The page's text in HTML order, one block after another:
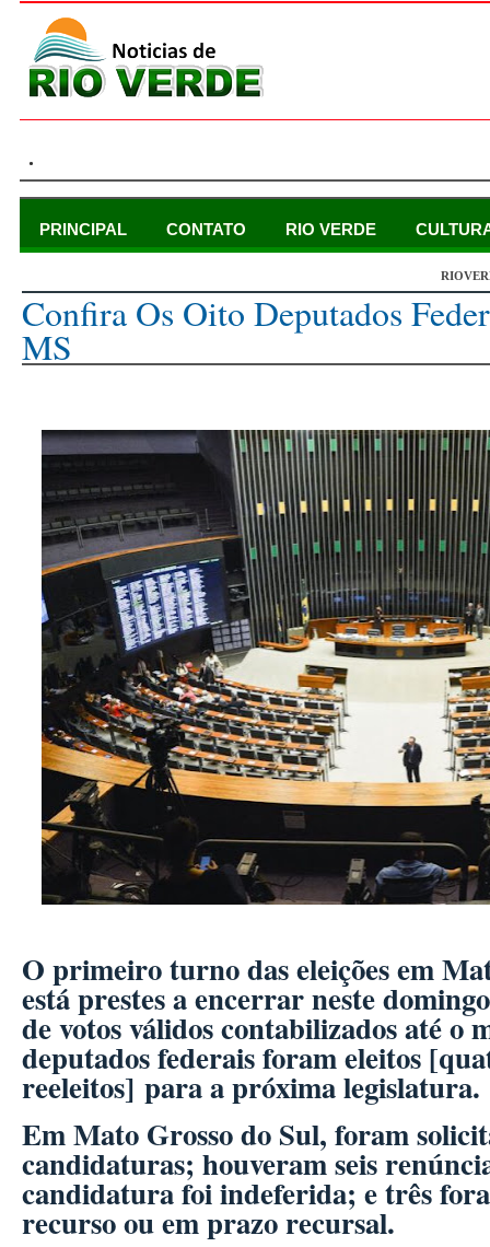
.
PRINCIPAL CONTATO RIO VERDE
Confira Os Oito Deputados
MS
O primeiro turno das eleições em
está prestes a encerrar neste
de votos válidos contabilizados até o
deputados federais foram eleitos
reeleitos] para a próxima legislatura.
Em Mato Grosso do Sul, foram
candidaturas; houveram seis
candidatura foi indeferida; e três
recurso ou em prazo recursal.